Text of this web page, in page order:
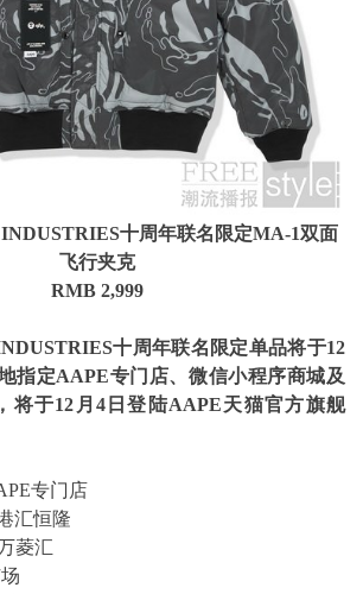
十周年联名 限定MA-1双面
飞行夹克
RMB 2,999
十周年联名限定单品将于12
指定AAPE专门店、微信小程序商城及
将于12 月 4日登陆AAPE天猫官方旗舰
专门店
汇恒隆
菱汇